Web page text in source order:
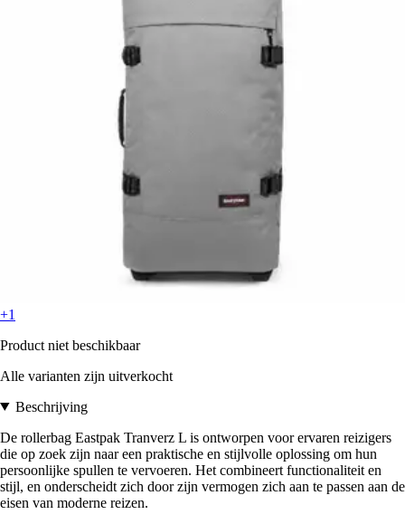
+1
Product niet beschikbaar
Alle varianten zijn uitverkocht
Beschrijving
De rollerbag Eastpak Tranverz L is ontworpen voor ervaren reizigers
die op zoek zijn naar een praktische en stijlvolle oplossing om hun
persoonlijke spullen te vervoeren. Het combineert functionaliteit en
stijl, en onderscheidt zich door zijn vermogen zich aan te passen aan de
eisen van moderne reizen.